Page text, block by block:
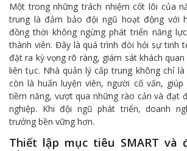
Một trong những trách nhiệm cốt lõi của
trung là đảm bảo đội ngũ hoạt động với
đồng thời không ngừng phát triển năng
thành viên. Đây là quá trình đòi hỏi sự tinh
đặt ra kỳ vọng rõ ràng, giám sát khách
liên tục. Nhà quản lý cấp trung không chỉ
còn là huấn luyện viên, người cố vấn, giúp
tiềm năng, vượt qua những rào cản và đạt
nghiệp. Khi đội ngũ phát triển, doanh
trưởng bền vững hơn.
Thiết lập mục tiêu SMART và